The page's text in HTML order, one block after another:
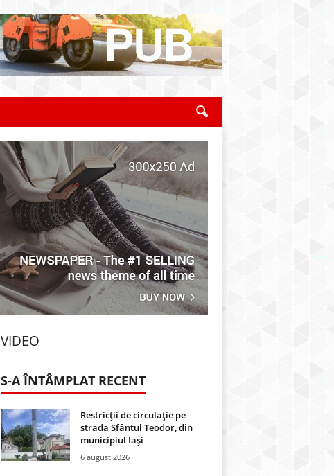
VIDEO
S-A ÎNTÂMPLAT RECENT
Restricții de circulație pe
strada Sfântul Teodor, din
municipiul Iași
6 august 2026